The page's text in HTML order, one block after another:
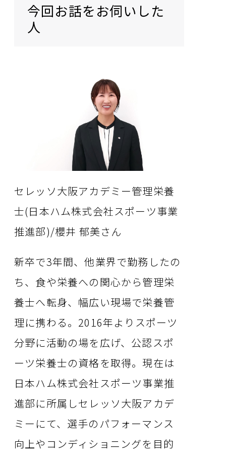
今回お話をお伺いした
人
セレッソ大阪アカデミー管理栄養
士(日本ハム株式会社スポーツ事業
推進部)/櫻井 郁美さん
新卒で3年間、他業界で勤務したの
ち、食や栄養への関心から管理栄
養士へ転身、幅広い現場で栄養管
理に携わる。2016年よりスポーツ
分野に活動の場を広げ、公認スポ
ーツ栄養士の資格を取得。現在は
日本ハム株式会社スポーツ事業推
進部に所属しセレッソ大阪アカデ
ミーにて、選手のパフォーマンス
向上やコンディショニングを目的